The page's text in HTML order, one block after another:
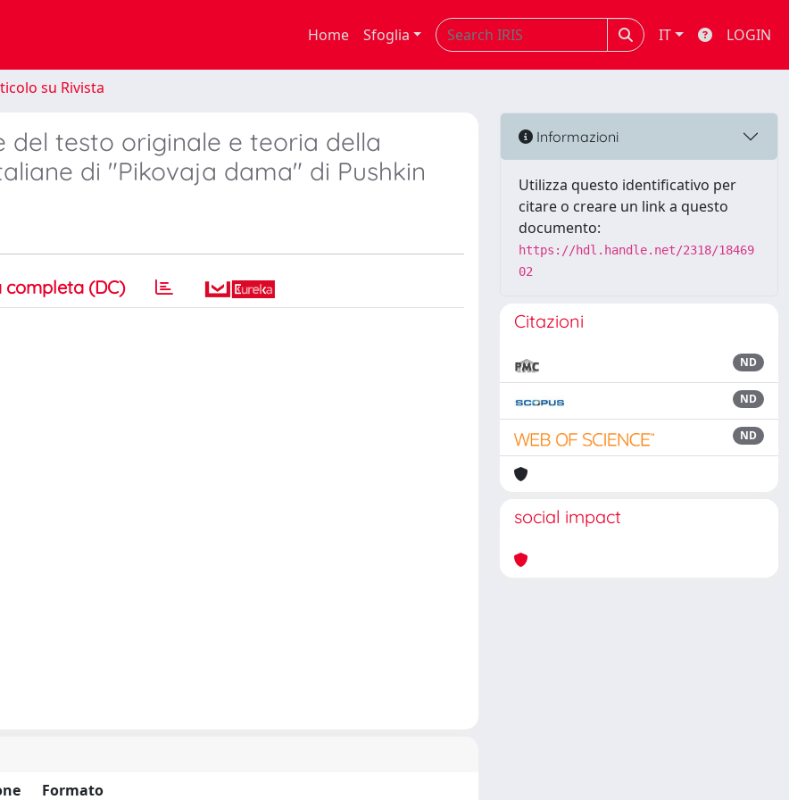
Home Sfoglia IT LOGIN
su Rivista
testo originale e teoria della
di "Pikovaja dama" di Pushkin
completa (DC)
Formato
Informazioni
Utilizza questo identificativo per
citare o creare un link a questo
documento:
https://hdl.handle.net/2318/18469
02
Citazioni
ND
ND
ND
social impact